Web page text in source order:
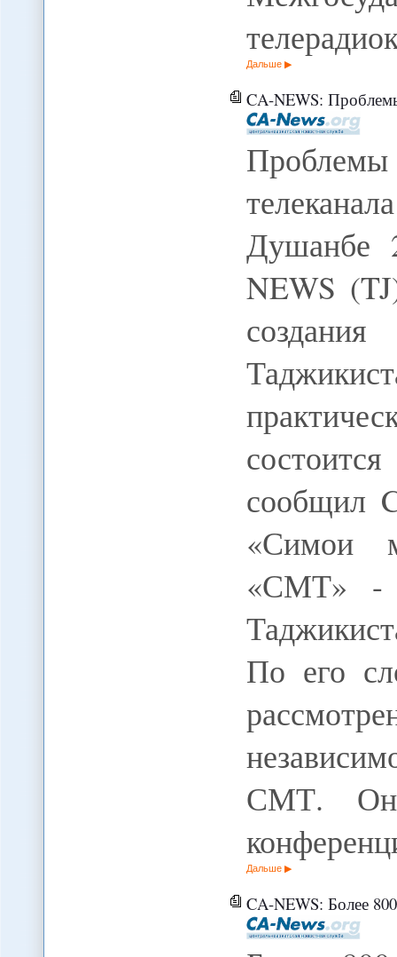
Дальше
CA-NEWS: Проблемы
Душанбе
NEWS
создания
сообщил
«Симои
«СМТ» -
По его
СМТ. Он
Дальше
CA-NEWS: Более